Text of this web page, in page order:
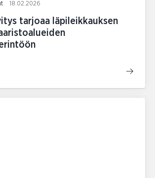
18.02.2026
tarjoaa läpileikkauksen